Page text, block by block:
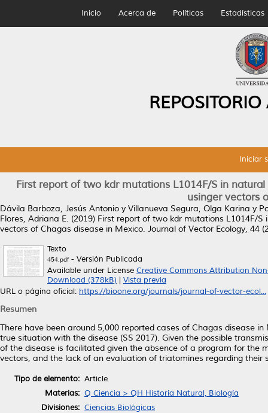
Inicio Acerca de Políticas Estadísticas
Iniciar
First report of two kdr mutations L1014F/S in
usinger vectors
Dávila Barboza, Jesús Antonio y Villanueva Segura, Olga Karina y
Flores, Adriana E. (2019) First report of two kdr mutations L1014F/
vectors of Chagas disease in Mexico. Journal of Vector Ecology, 44
Texto
454.pdf- Versión Publicada
Available under License Creative Commons Attribution
Download (378kB)
Vista previa
URL o página oficial: https://bioone.org/journals/journal-of-vector-ecol...
Resumen
There have been around 5,000 reported cases of Chagas disease
true situation with the disease (SS 2017). Given the possible
of the disease is facilitated given the absence of a program for the
vectors, and the lack of an evaluation of triatomines regarding their
Tipo de elemento: Article
Materias: Q Ciencia > QH Historia Natural, Biología
Divisiones: Ciencias Biológicas